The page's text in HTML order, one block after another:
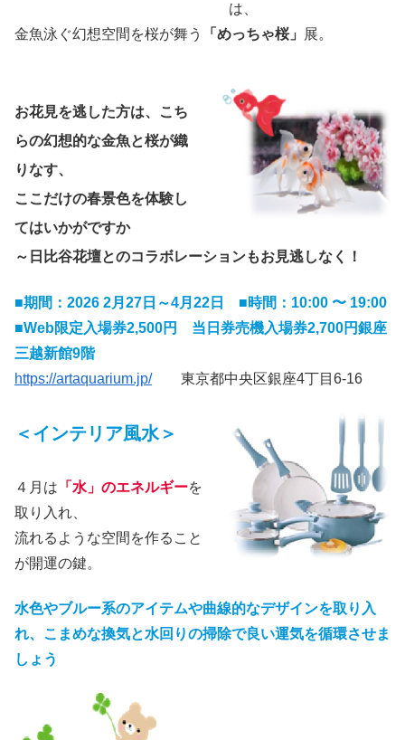
は、
金魚泳ぐ幻想空間を桜が舞う
「めっちゃ桜」 展。
お花見を逃した方は、こち
らの幻想的な金魚と桜が織
りなす、
ここだけの春景色を体験し
てはいかがですか
～日比谷花壇とのコラボレーションもお見逃しなく！
■期間：2026 2月27日～4月22日 ■時間：10:00 〜 19:00
■Web限定入場券2,500円
当日券売機入場券2,700円銀座
三越新館9階
https://artaquarium.jp/東京都中央区銀座4丁目6-16
＜インテリア風水＞
４月は 「水」のエネルギーを
取り入れ、
流れるような空間を作ること
が開運の鍵。
水色やブルー系のアイテムや曲線的なデザインを取り入
れ、こまめな換気と水回りの掃除で良い運気を循環させま
しょう